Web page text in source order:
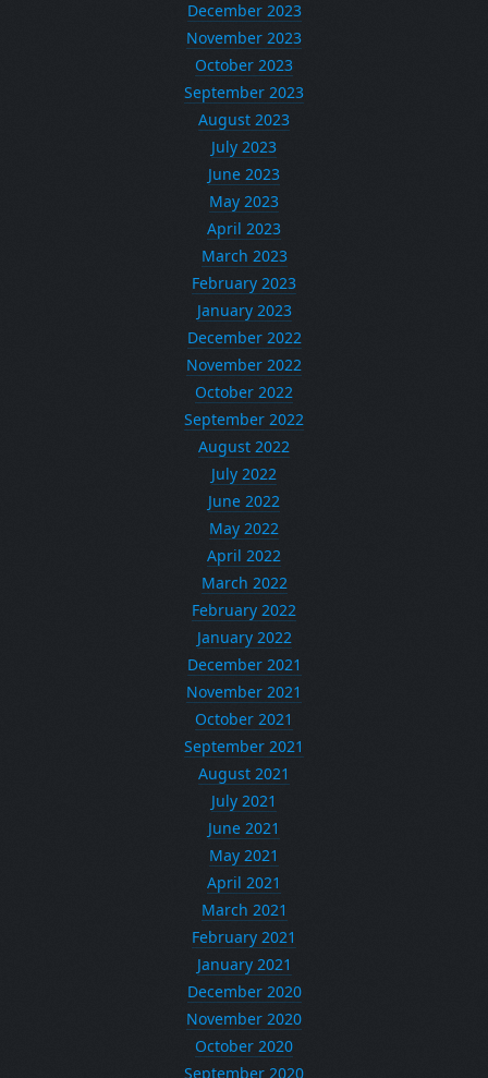
December 2023
November 2023
October 2023
September 2023
August 2023
July 2023
June 2023
May 2023
April 2023
March 2023
February 2023
January 2023
December 2022
November 2022
October 2022
September 2022
August 2022
July 2022
June 2022
May 2022
April 2022
March 2022
February 2022
January 2022
December 2021
November 2021
October 2021
September 2021
August 2021
July 2021
June 2021
May 2021
April 2021
March 2021
February 2021
January 2021
December 2020
November 2020
October 2020
September 2020